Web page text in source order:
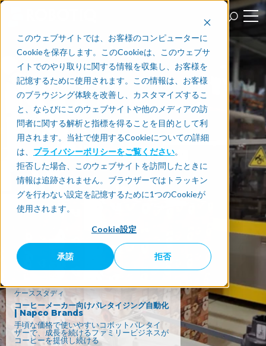
このウェブサイトでは、お客様のコンピューターに
Cookieを保存します。このCookieは、このウェブサ
イトでのやり取りに関する情報を収集し、お客様を
記憶するために使用されます。この情報は、お客様
のブラウジング体験を改善し、カスタマイズするこ
と、ならびにこのウェブサイトや他のメディアの訪
問者に関する解析と指標を得ることを目的として利
用されます。当社で使用するCookieについての詳細
は、 プライバシーポリシーをご覧ください。
拒否した場合、このウェブサイトを訪問したときに
情報は追跡されません。ブラウザーではトラッキン
グを行わない設定を記憶するために1つのCookieが
使用されます。
Cookie設定
承諾 拒否
ケーススタディ
コーヒーメーカー向けパレタイジング自動化
| Napco Brands
手頃な価格で使いやすいコボットパレタイ
ザーで、成長を続けるファミリービジネスが
コーヒーを提供し続ける